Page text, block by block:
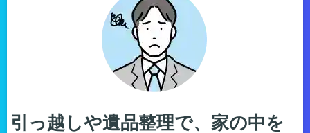
引っ越しや遺品整理で、家の中を